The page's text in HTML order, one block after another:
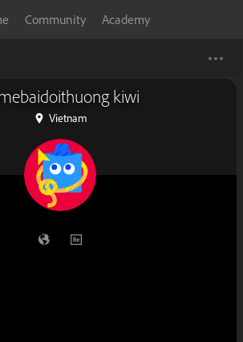
Community Academy
kiwi
Vietnam